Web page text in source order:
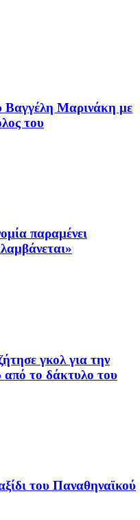
Βαγγέλη Μαρινάκη με
του
παραμένει
γκολ για την
από το δάκτυλο του
του Παναθηναϊκού